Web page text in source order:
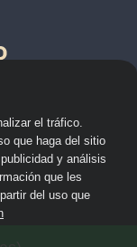
el tráfico.
que haga del sitio
y análisis
que les
del uso que